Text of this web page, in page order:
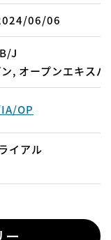
06/06
J
, オープンエキスパ
OP
イアル